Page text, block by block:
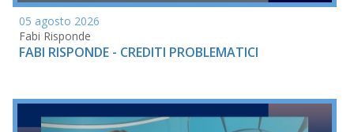
05 agosto 2026
Fabi Risponde
FABI RISPONDE - CREDITI PROBLEMATICI